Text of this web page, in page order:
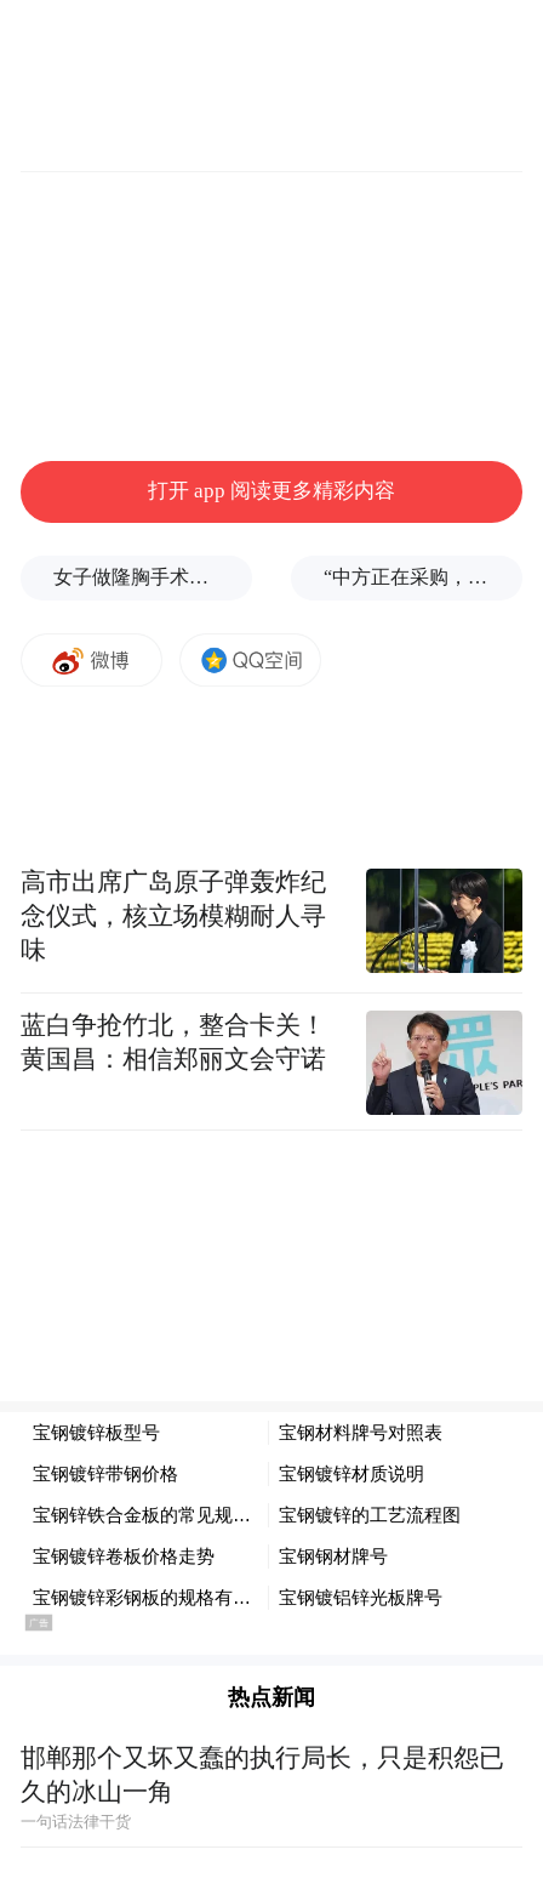
之首，并荣登文旅部智慧旅游典型案例榜
单。特别是渭南的推出“畅游渭南”旅游年
出免门票服务，华山日接待游客超10000人，
以来单日接待游客量新高。
“特别声明：以上作品内容(包括在内的视频、图片或音
频)为凤凰网旗下自媒体平台“大风号”用户上传并发
布，本平台仅提供信息存储空间服务。
pictures and audios if any) is uploaded and posted
by the user of Dafeng Hao, which is a social media
platform and merely provides information storage
打开 app 阅读更多精彩内容
女子做隆胸手术全麻后被告知暂停，记者采访时又发现其他违规问题 “中方正在采购，令人鼓舞！”
高市出席广岛原子弹轰炸纪
念仪式，核立场模糊耐人寻
味
蓝白争抢竹北，整合卡关！
黄国昌：相信郑丽文会守诺
热点新闻
邯郸那个又坏又蠢的执行局长，只是积怨已
久的冰山一角
一句话法律干货